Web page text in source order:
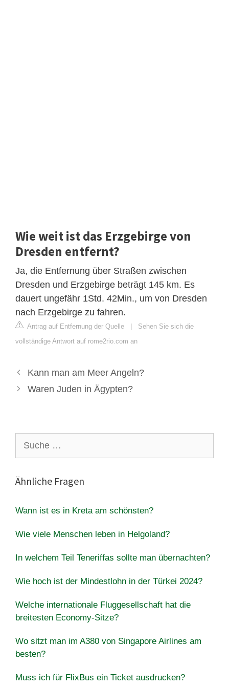
Wie weit ist das Erzgebirge von
Dresden entfernt?
Ja, die Entfernung über Straßen zwischen
Dresden und Erzgebirge beträgt 145 km. Es
dauert ungefähr 1Std. 42Min., um von Dresden
nach Erzgebirge zu fahren.
Antrag auf Entfernung der Quelle | Sehen Sie sich die
vollständige Antwort auf rome2rio.com an
Kann man am Meer Angeln?
Waren Juden in Ägypten?
nach:
Ähnliche Fragen
Wann ist es in Kreta am schönsten?
Wie viele Menschen leben in Helgoland?
In welchem ​​Teil Teneriffas sollte man übernachten?
Wie hoch ist der Mindestlohn in der Türkei 2024?
Welche internationale Fluggesellschaft hat die
breitesten Economy-Sitze?
Wo sitzt man im A380 von Singapore Airlines am
besten?
Muss ich für FlixBus ein Ticket ausdrucken?